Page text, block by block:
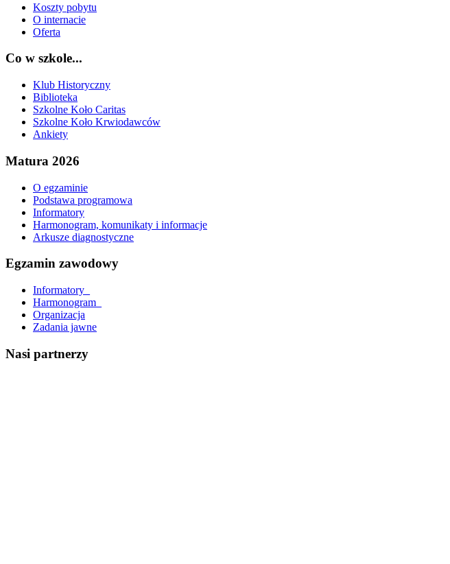
Koszty pobytu
O internacie
Oferta
Co w szkole...
Klub Historyczny
Biblioteka
Szkolne Koło Caritas
Szkolne Koło Krwiodawców
Ankiety
Matura 2026
O egzaminie
Podstawa programowa
Informatory
Harmonogram, komunikaty i informacje
Arkusze diagnostyczne
Egzamin zawodowy
Informatory_
Harmonogram_
Organizacja
Zadania jawne
Nasi partnerzy